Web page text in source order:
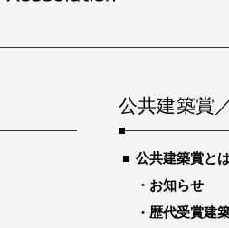
公共建築賞
公共建築賞と
お知らせ
歴代受賞建